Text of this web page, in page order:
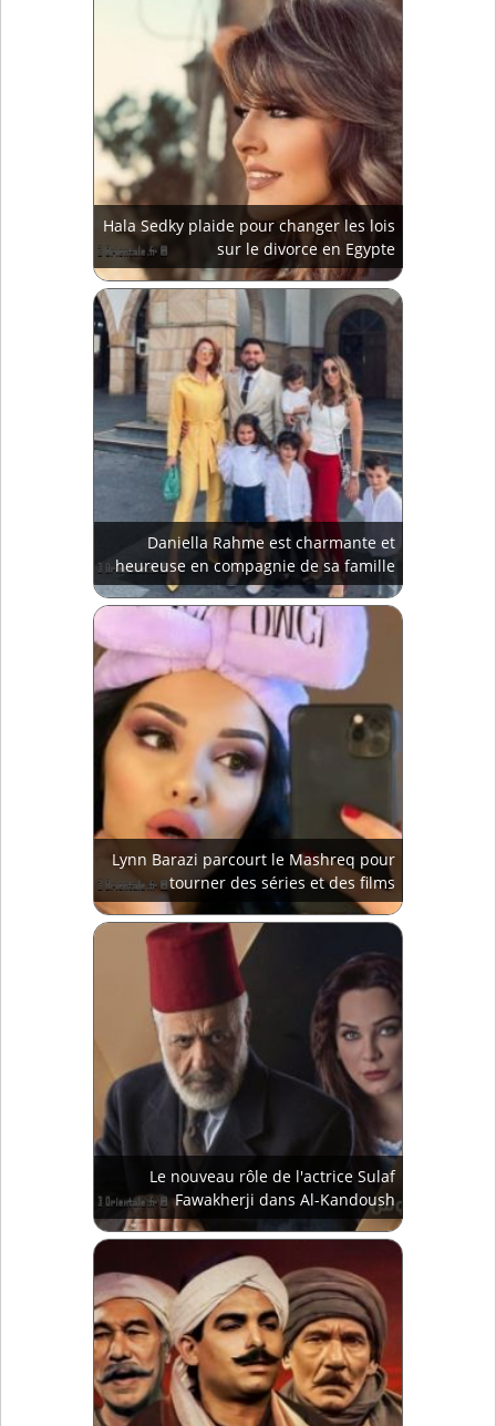
Hala Sedky plaide pour changer les lois
sur le divorce en Egypte
Daniella Rahme est charmante et
heureuse en compagnie de sa famille
Lynn Barazi parcourt le Mashreq pour
tourner des séries et des films
Le nouveau rôle de l'actrice Sulaf
Fawakherji dans Al-Kandoush